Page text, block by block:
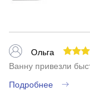
Ольга
Ванну привезли
Подробнее